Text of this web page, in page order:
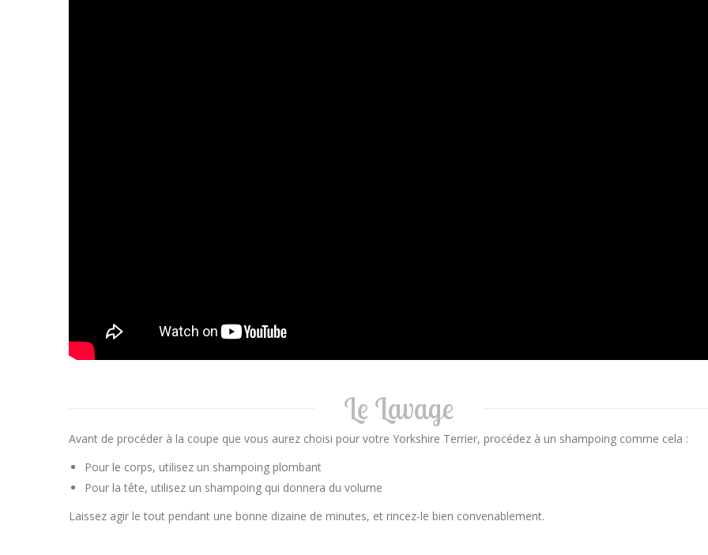
Le Lavage
Avant de procéder à la coupe que vous aurez choisi pour votre Yorkshire Terrier, procédez à un shampoing comme cela :
Pour le corps, utilisez un shampoing plombant
Pour la tête, utilisez un shampoing qui donnera du volume
Laissez agir le tout pendant une bonne dizaine de minutes, et rincez-le bien convenablement.